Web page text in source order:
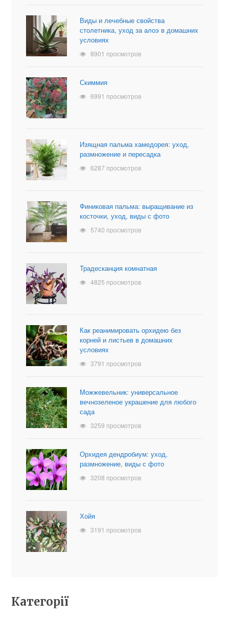
Виды и лечебные свойства
столетника, уход за алоэ в домашних
условиях
8901 просмотров
Скиммия
6991 просмотров
Изящная пальма хамедорея: уход,
размножение и пересадка
6287 просмотров
Финиковая пальма: выращивание из
косточки, уход, виды с фото
5740 просмотров
Традесканция комнатная
4825 просмотров
Как реанимировать орхидею без
корней и листьев в домашних
условиях
3791 просмотров
Можжевельник: универсальное
вечнозеленое украшение для любого
сада
3259 просмотров
Орхидея дендробиум: уход,
размножение, виды с фото
3208 просмотров
Хойя
3191 просмотров
Категорії